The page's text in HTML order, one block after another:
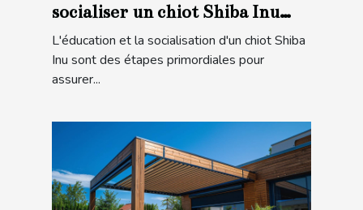
socialiser un chiot Shiba Inu
pour une intégration familiale
réussie
L'éducation et la socialisation d'un chiot Shiba
Inu sont des étapes primordiales pour
assurer...